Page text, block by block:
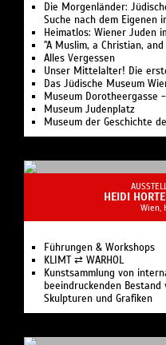
Die Morgenländer:
Suche nach dem Eigenen
Heimatlos: Wiener Juden
"A Muslim, a Christian,
Alles Vergessen
Unser Mittelalter! Die
Das Jüdische Museum
Museum Dorotheergasse
Museum Judenplatz
Museum der Geschichte
HEIDI
Wien,
Führungen & Workshops
KLIMT ⇄ WARHOL
Kunstsammlung von
beeindruckenden
Skulpturen und Grafiken